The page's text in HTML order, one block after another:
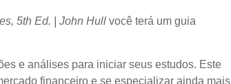
5th Ed. | John Hull você terá um guia
e análises para iniciar seus estudos. Este
financeiro e se especializar ainda mais